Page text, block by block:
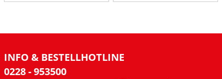
INFO & BESTELLHOTLINE
0228 - 953500